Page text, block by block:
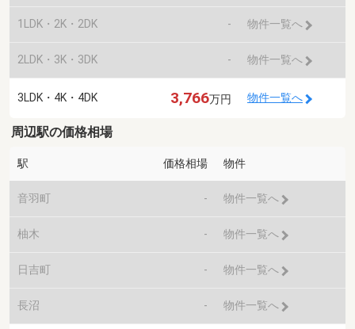
1LDK・2K・2DK - 物件一覧へ
2LDK・3K・3DK - 物件一覧へ
3LDK・4K・4DK 3,766万円 物件一覧へ
周辺駅の価格相場
駅 価格相場 物件
音羽町 - 物件一覧へ
柚木 - 物件一覧へ
日吉町 - 物件一覧へ
長沼 - 物件一覧へ